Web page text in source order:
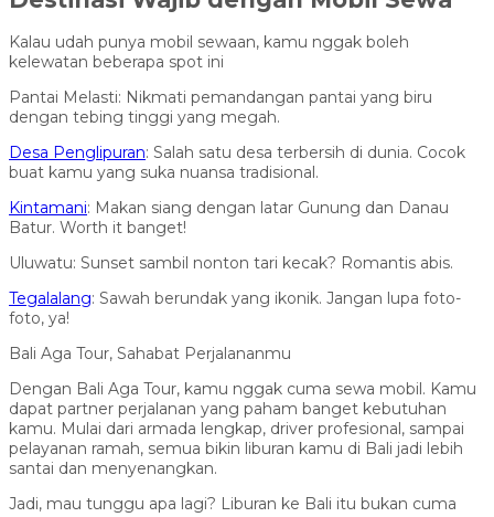
Kalau udah punya mobil sewaan, kamu nggak boleh
kelewatan beberapa spot ini
Pantai Melasti: Nikmati pemandangan pantai yang biru
dengan tebing tinggi yang megah.
Desa Penglipuran: Salah satu desa terbersih di dunia. Cocok
buat kamu yang suka nuansa tradisional.
Kintamani: Makan siang dengan latar Gunung dan Danau
Batur. Worth it banget!
Uluwatu: Sunset sambil nonton tari kecak? Romantis abis.
Tegalalang: Sawah berundak yang ikonik. Jangan lupa foto-
foto, ya!
Bali Aga Tour, Sahabat Perjalananmu
Dengan Bali Aga Tour, kamu nggak cuma sewa mobil. Kamu
dapat partner perjalanan yang paham banget kebutuhan
kamu. Mulai dari armada lengkap, driver profesional, sampai
pelayanan ramah, semua bikin liburan kamu di Bali jadi lebih
santai dan menyenangkan.
Jadi, mau tunggu apa lagi? Liburan ke Bali itu bukan cuma